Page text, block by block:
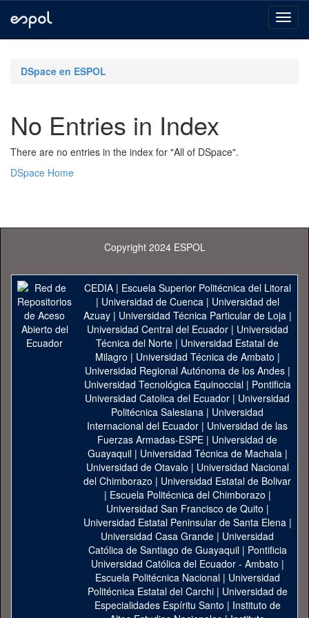
navigationDSpace en ESPOL
No Entries in Index
There are no entries in the index for "All of DSpace".
DSpace Home
Copyright 2024 ESPOL
CEDIA| Escuela Superior Politécnica del Litoral
| Universidad de Cuenca| Universidad del
Azuay| Universidad Técnica Particular de Loja|
Universidad Central del Ecuador| Universidad
Técnica del Norte | Universidad Estatal de
Milagro | Universidad Técnica de Ambato |
Universidad Regional Autónoma de los Andes|
Universidad Tecnológica Equinoccial| Pontificia
Universidad Catolica del Ecuador | Universidad
Politécnica Salesiana | Universidad
Internacional del Ecuador | Universidad de las
Fuerzas Armadas-ESPE | Universidad de
Guayaquil| Universidad Técnica de Machala|
Universidad de Otavalo | Universidad Nacional
del Chimborazo | Universidad Estatal de Bolivar
| Escuela Politécnica del Chimborazo |
Universidad San Francisco de Quito |
Universidad Estatal Peninsular de Santa Elena|
Universidad Casa Grande | Universidad
Católica de Santiago de Guayaquil| Pontificia
Universidad Católica del Ecuador - Ambato |
Escuela Politécnica Nacional| Universidad
Politécnica Estatal del Carchi| Universidad de
Especialidades Espíritu Santo | Instituto de